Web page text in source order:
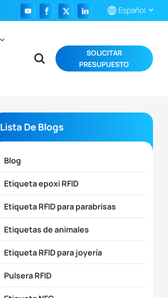
Español
English
SOLICITAR
PRESUPUESTO
Lista De Blogs
Blog
Etiqueta epoxi RFID
Etiqueta RFID para parabrisas
Etiquetas de animales
Etiqueta RFID para joyería
Pulsera RFID